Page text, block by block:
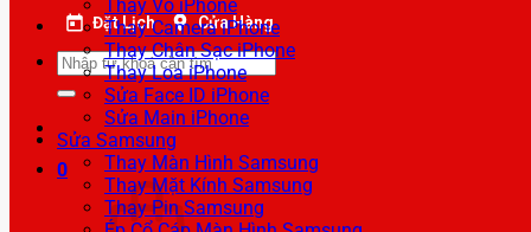
Đặt Lịch Cửa Hàng
Tìm
kiếm:
0
Thay Vỏ iPhone
Thay Camera iPhone
Thay Chân Sạc iPhone
Thay Loa iPhone
Sửa Face ID iPhone
Sửa Main iPhone
Sửa Samsung
Thay Màn Hình Samsung
Thay Mặt Kính Samsung
Thay Pin Samsung